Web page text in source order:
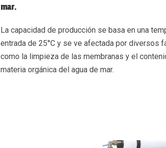
mar.
La capacidad de producción se basa en una
entrada de 25°C y se ve afectada por diversos
como la limpieza de las membranas y el
materia orgánica del agua de mar.